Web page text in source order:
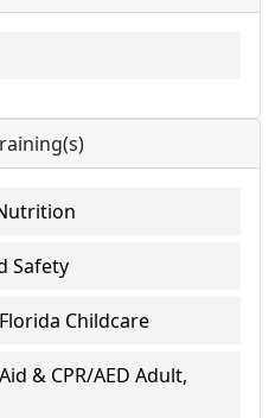
Safety
Childcare
& CPR/AED Adult,